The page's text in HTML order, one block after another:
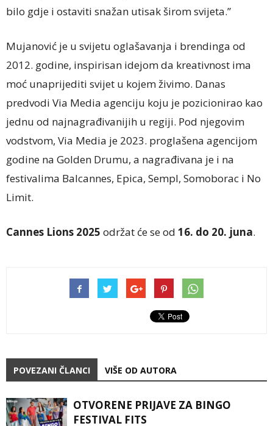
bilo gdje i ostaviti snažan utisak širom svijeta.”
Mujanović je u svijetu oglašavanja i brendinga od
2012. godine, inspirisan idejom da kreativnost ima
moć unaprijediti svijet u kojem živimo. Danas
predvodi Via Media agenciju koju je pozicionirao kao
jednu od najnagrađivanijih u regiji. Pod njegovim
vodstvom, Via Media je 2023. proglašena agencijom
godine na Golden Drumu, a nagrađivana je i na
festivalima Balcannes, Epica, Sempl, Somoborac i No
Limit.
Cannes Lions 2025 održat će se od 16. do 20. juna.
POVEZANI ČLANCI VIŠE OD AUTORA
OTVORENE PRIJAVE ZA BINGO
FESTIVAL FITS